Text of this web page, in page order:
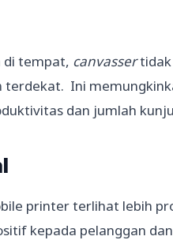
di tempat, canvassertidak
Ini
dan jumlah
printer terlihat lebih
kepada pelanggan